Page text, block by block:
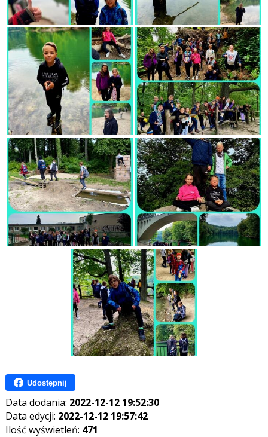
Udostępnij
Data dodania: 2022-12-12 19:52:30
Data edycji: 2022-12-12 19:57:42
Ilość wyświetleń: 471